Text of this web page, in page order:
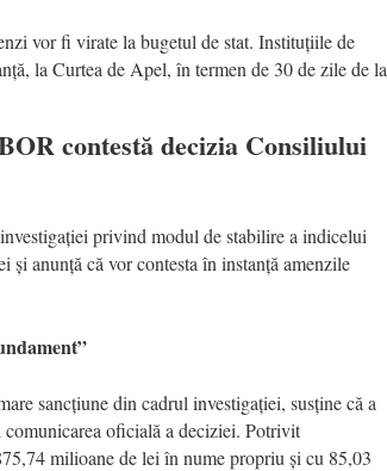
vor fi virate la bugetul de stat. Instituțiile de
la Curtea de Apel, în termen de 30 de zile de la
contestă decizia Consiliului
privind modul de stabilire a indicelui
anunță că vor contesta în instanță amenzile
sancțiune din cadrul investigației, susține că a
oficială a deciziei. Potrivit
milioane de lei în nume propriu și cu 85,03